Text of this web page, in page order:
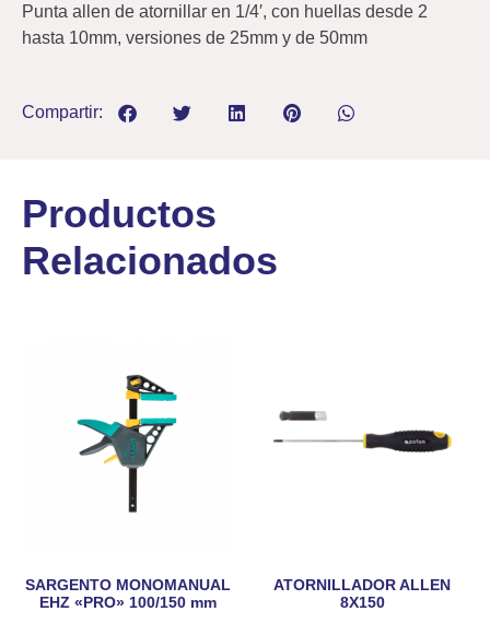
Punta allen de atornillar en 1/4′, con huellas desde 2
hasta 10mm, versiones de 25mm y de 50mm
Compartir:
Productos
Relacionados
SARGENTO MONOMANUAL
EHZ «PRO» 100/150 mm
ATORNILLADOR ALLEN
8X150